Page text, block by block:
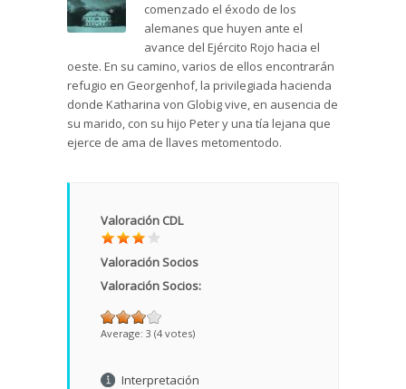
comenzado el éxodo de los
alemanes que huyen ante el
avance del Ejército Rojo hacia el
oeste. En su camino, varios de ellos encontrarán
refugio en Georgenhof, la privilegiada hacienda
donde Katharina von Globig vive, en ausencia de
su marido, con su hijo Peter y una tía lejana que
ejerce de ama de llaves metomentodo.
Valoración CDL
Valoración Socios
Valoración Socios:
Average: 3 (4 votes)
Interpretación